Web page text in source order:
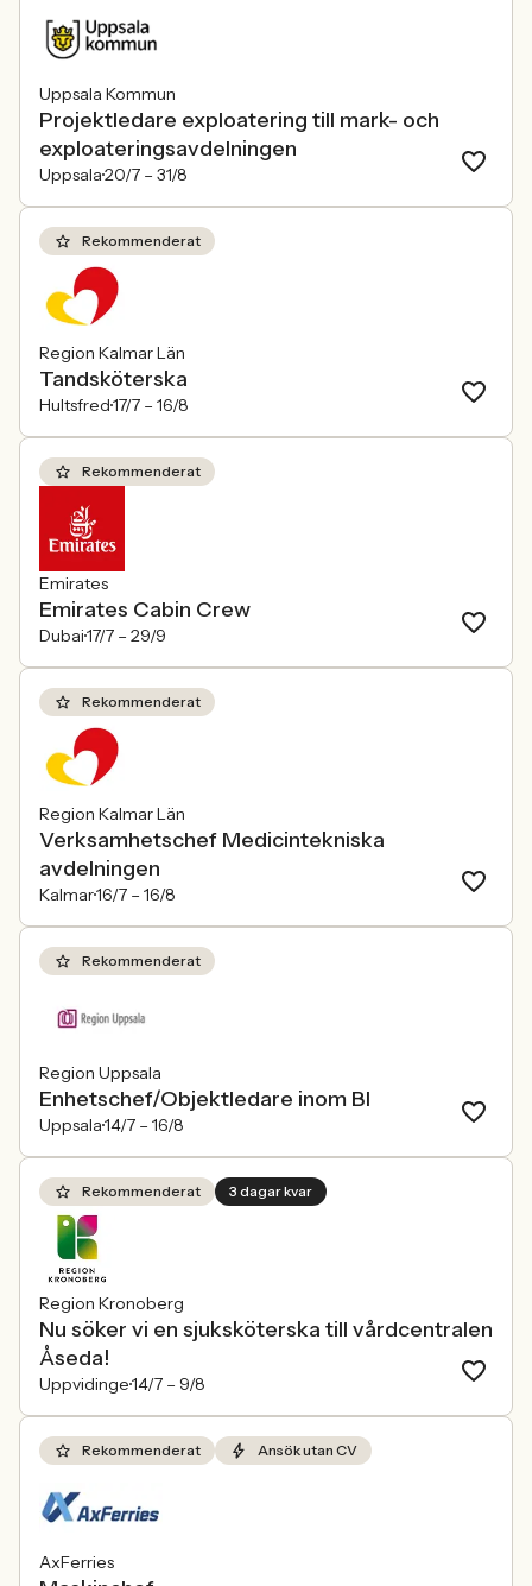
Uppsala Kommun
Projektledare exploatering till mark- och
exploateringsavdelningen
Uppsala20/7 – 31/8
Rekommenderat
Region Kalmar Län
Tandsköterska
Hultsfred17/7 – 16/8
Rekommenderat
Emirates
Emirates Cabin Crew
Dubai17/7 – 29/9
Rekommenderat
Region Kalmar Län
Verksamhetschef Medicintekniska
avdelningen
Kalmar16/7 – 16/8
Rekommenderat
Region Uppsala
Enhetschef/Objektledare inom BI
Uppsala14/7 – 16/8
Rekommenderat 3 dagar kvar
Region Kronoberg
Nu söker vi en sjuksköterska till vårdcentralen
Åseda!
Uppvidinge14/7 – 9/8
Rekommenderat Ansök utan CV
AxFerries